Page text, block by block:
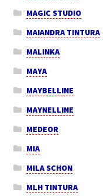
MAGIC STUDIO
MAIANDRA TINTURA
MALINKA
MAYA
MAYBELLINE
MAYNELLINE
MEDEOR
MIA
MILA SCHON
MLH TINTURA